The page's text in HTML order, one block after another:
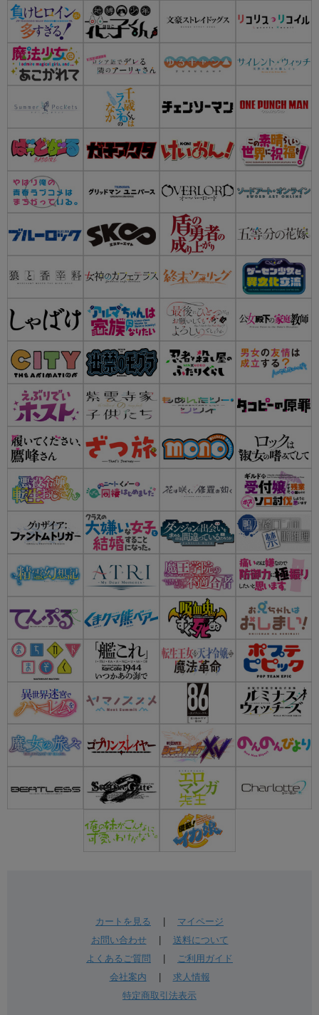
カートを見る
マイページ
お問い合わせ| 送料について
よくあるご質問
ご利用ガイド
会社案内
求人情報
特定商取引法表示